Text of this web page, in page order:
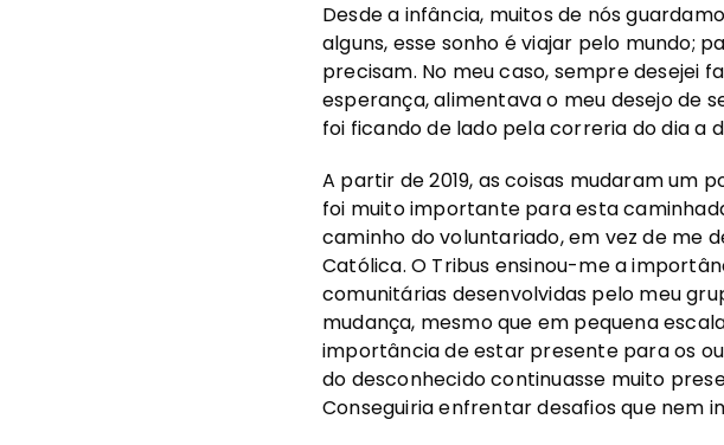
Desde a infância, muitos de nós
alguns, esse sonho é viajar pelo mundo;
precisam. No meu caso, sempre desejei
esperança, alimentava o meu desejo de
foi ficando de lado pela correria do dia a
A partir de 2019, as coisas mudaram um
foi muito importante para esta
caminho do voluntariado, em vez de me
Católica. O Tribus ensinou-me a
comunitárias desenvolvidas pelo meu
mudança, mesmo que em pequena
importância de estar presente para os
do desconhecido continuasse muito
Conseguiria enfrentar desafios que nem